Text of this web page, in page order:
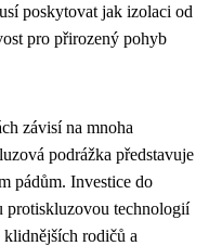
poskytovat jak izolaci od
pro přirozený pohyb
závisí na mnoha
podrážka představuje
pádům. Investice do
protiskluzovou technologií
klidnějších rodičů a